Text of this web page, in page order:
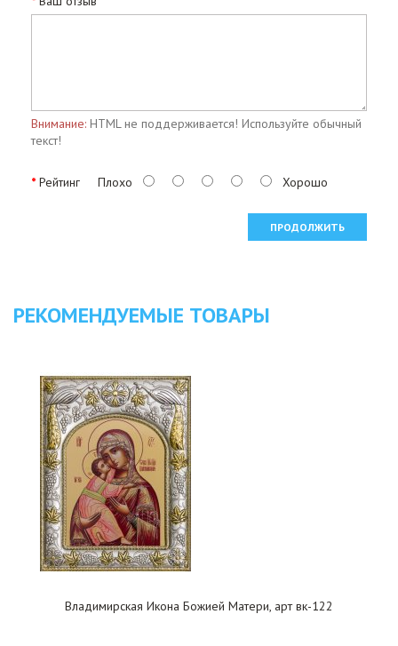
Внимание: HTML не поддерживается! Используйте обычный
текст!
Рейтинг Плохо Хорошо
ПРОДОЛЖИТЬ
РЕКОМЕНДУЕМЫЕ ТОВАРЫ
Владимирская Икона Божией Матери, арт вк-122